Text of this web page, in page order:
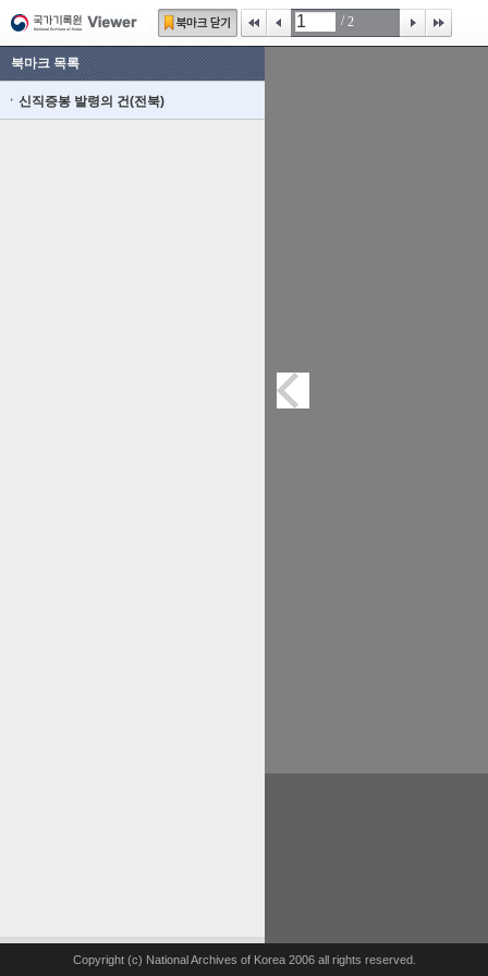
/ 2
북마크 목록
신직증봉 발령의 건(전북)
Copyright (c) National Archives of Korea 2006 all rights reserved.